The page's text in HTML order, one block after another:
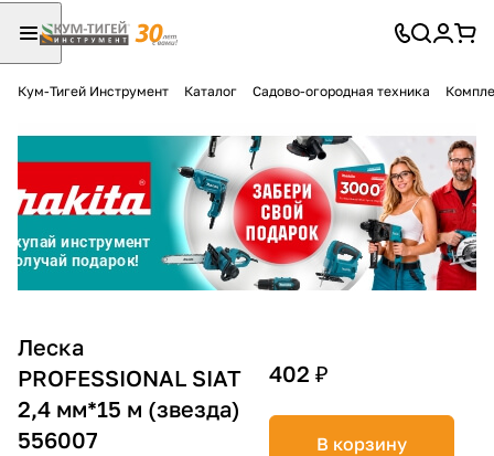
Кум-Тигей Инструмент Каталог Садово-огородная техника
Леска
PROFESSIONAL SIAT
2,4 мм*15 м (звезда)
556007
402 ₽
В корзину
Разбейте
оплатуна части
без переплат
График платежей
Сегодня
25%